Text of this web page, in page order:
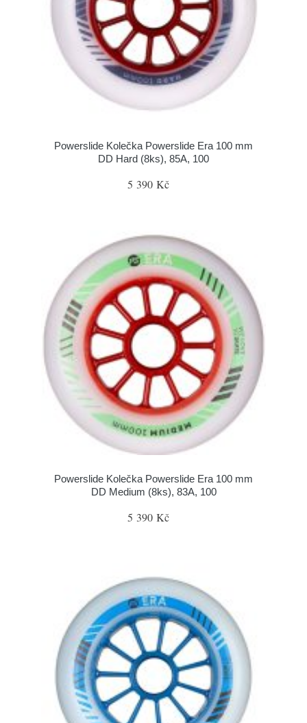
Powerslide Kolečka Powerslide Era 100 mm
DD Hard (8ks), 85A, 100
5 390 Kč
Powerslide Kolečka Powerslide Era 100 mm
DD Medium (8ks), 83A, 100
5 390 Kč